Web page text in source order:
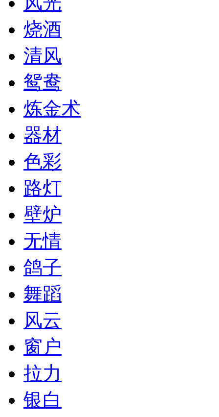
烧酒
清风
鸳鸯
炼金术
器材
色彩
路灯
壁炉
无情
鸽子
舞蹈
风云
窗户
拉力
银白